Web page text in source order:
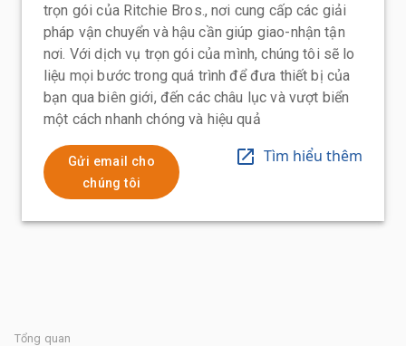
trọn gói của Ritchie Bros., nơi cung cấp các giải
pháp vận chuyển và hậu cần giúp giao-nhận tận
nơi. Với dịch vụ trọn gói của mình, chúng tôi sẽ lo
liệu mọi bước trong quá trình để đưa thiết bị của
bạn qua biên giới, đến các châu lục và vượt biển
một cách nhanh chóng và hiệu quả
Gửi email cho
chúng tôi
Tìm hiểu thêm
Tổng quan